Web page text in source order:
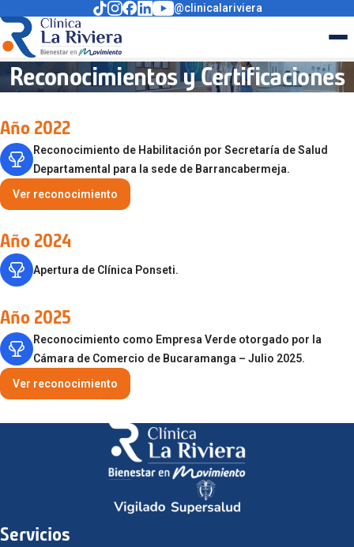
@clinicalariviera
Reconocimientos y Certificaciones
Año 2022
Reconocimiento de Habilitación por Secretaría de Salud
Departamental para la sede de Barrancabermeja.
Ver reconocimiento
Año 2024
Apertura de Clínica Ponseti.
Año 2025
Reconocimiento como Empresa Verde otorgado por la
Cámara de Comercio de Bucaramanga – Julio 2025.
Ver reconocimiento
Servicios